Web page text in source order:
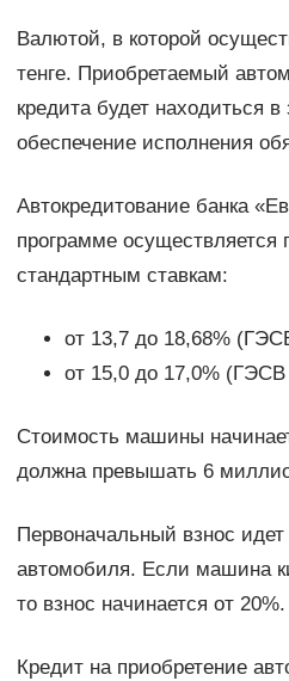
Валютой, в которой
тенге. Приобретаемый
кредита будет находиться в
обеспечение исполнения
Автокредитование банка
программе
стандартным ставкам:
от 13,7 до 18,68%
от 15,0 до 17,0% (ГЭСВ
Стоимость машины
должна превышать 6
Первоначальный взнос
автомобиля. Если машина
то взнос начинается от 20%.
Кредит на приобретение